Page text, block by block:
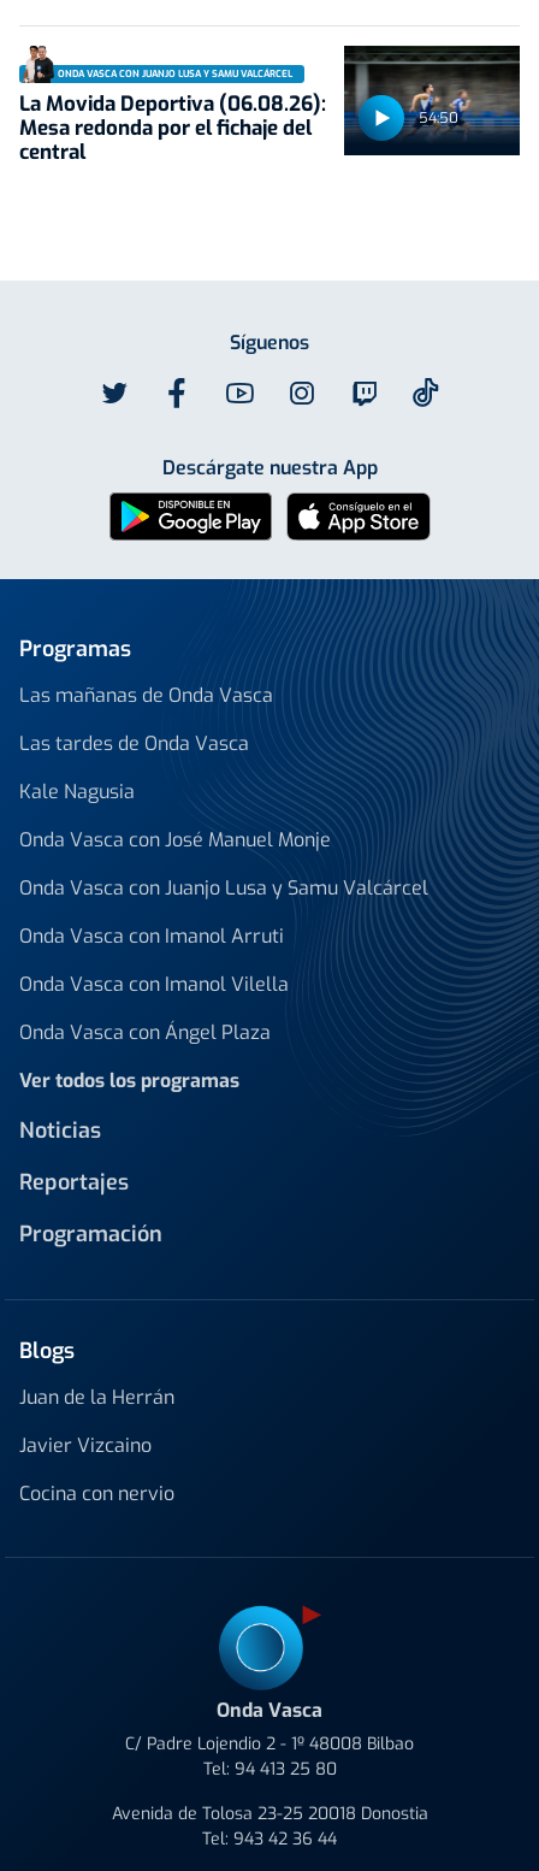
54:50
ONDA VASCA CON JUANJO LUSA Y SAMU VALCÁRCEL
La Movida Deportiva (06.08.26):
Mesa redonda por el fichaje del
central
Síguenos
Descárgate nuestra App
Programas
Las mañanas de Onda Vasca
Las tardes de Onda Vasca
Kale Nagusia
Onda Vasca con José Manuel Monje
Onda Vasca con Juanjo Lusa y Samu Valcárcel
Onda Vasca con Imanol Arruti
Onda Vasca con Imanol Vilella
Onda Vasca con Ángel Plaza
Ver todos los programas
Noticias
Reportajes
Programación
Blogs
Juan de la Herrán
Javier Vizcaino
Cocina con nervio
Onda Vasca
C/ Padre Lojendio 2 - 1º 48008 Bilbao
Tel: 94 413 25 80
Avenida de Tolosa 23-25 20018 Donostia
Tel: 943 42 36 44